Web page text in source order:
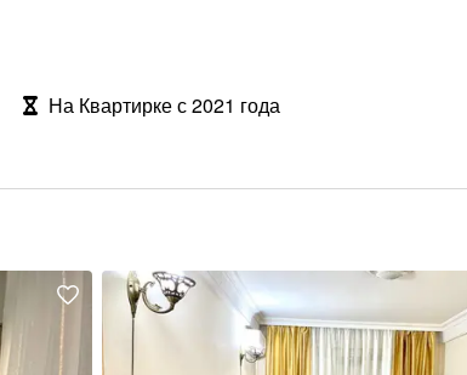
На Квартирке с 2021 года